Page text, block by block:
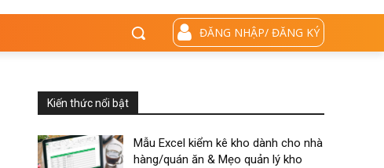
ĐĂNG NHẬP/ ĐĂNG KÝ
Kiến thức nổi bật
Mẫu Excel kiểm kê kho dành cho nhà
hàng/quán ăn & Mẹo quản lý kho